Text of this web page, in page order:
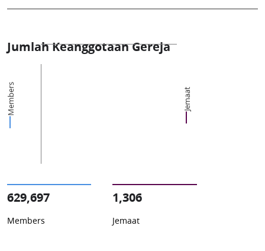
Jumlah Keanggotaan Gereja
Members Jemaat
629,697
Members
1,306
Jemaat